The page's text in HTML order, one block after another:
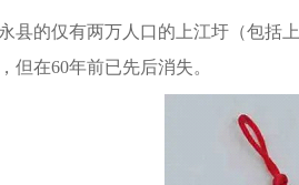
县的仅有两万人口的上江圩（包括
但在60年前已先后消失。